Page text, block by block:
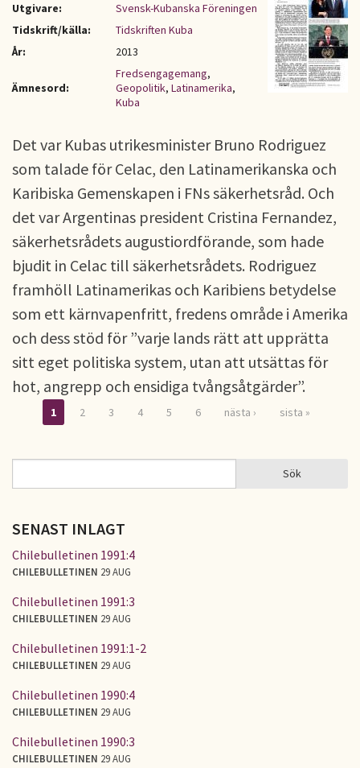
Utgivare:
Svensk-Kubanska Föreningen
Tidskrift/källa:
Tidskriften Kuba
År:
2013
Ämnesord:
Fredsengagemang,
Geopolitik, Latinamerika,
Kuba
Det var Kubas utrikesminister Bruno Rodriguez
som talade för Celac, den Latinamerikanska och
Karibiska Gemenskapen i FNs säkerhetsråd. Och
det var Argentinas president Cristina Fernandez,
säkerhetsrådets augustiordförande, som hade
bjudit in Celac till säkerhetsrådets. Rodriguez
framhöll Latinamerikas och Karibiens betydelse
som ett kärnvapenfritt, fredens område i Amerika
och dess stöd för ”varje lands rätt att upprätta
sitt eget politiska system, utan att utsättas för
hot, angrepp och ensidiga tvångsåtgärder”.
Sidor
1 2 3 4 5 6 nästa › sista »
SÖKFORMULÄR Sök
SENAST INLAGT
Chilebulletinen 1991:4
CHILEBULLETINEN 29 AUG
Chilebulletinen 1991:3
CHILEBULLETINEN 29 AUG
Chilebulletinen 1991:1-2
CHILEBULLETINEN 29 AUG
Chilebulletinen 1990:4
CHILEBULLETINEN 29 AUG
Chilebulletinen 1990:3
CHILEBULLETINEN 29 AUG